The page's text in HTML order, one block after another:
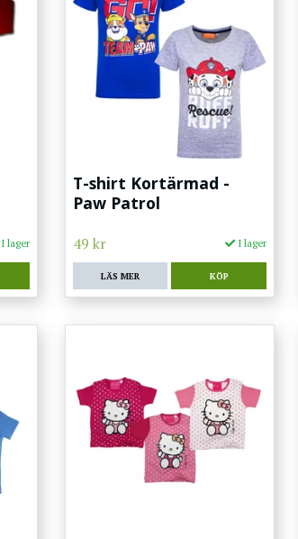
lager
T-shirt Kortärmad -
Paw Patrol
49 kr I lager
LÄS MER KÖP